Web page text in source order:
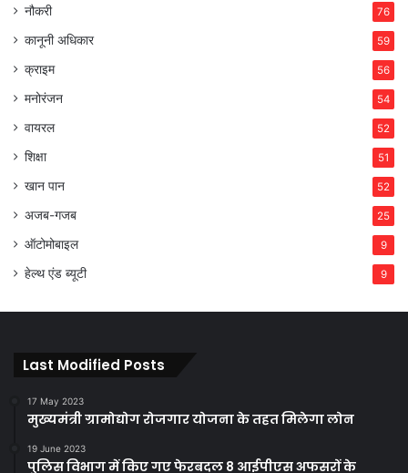
नौकरी 76
कानूनी अधिकार 59
क्राइम 56
मनोरंजन 54
वायरल 52
शिक्षा 51
खान पान 52
अजब-गजब 25
ऑटोमोबाइल 9
हेल्थ एंड ब्यूटी 9
Last Modified Posts
17 May 2023
मुख्यमंत्री ग्रामोद्योग रोजगार योजना के तहत मिलेगा लोन
19 June 2023
पुलिस विभाग में किए गए फेरबदल 8 आईपीएस अफसरों के